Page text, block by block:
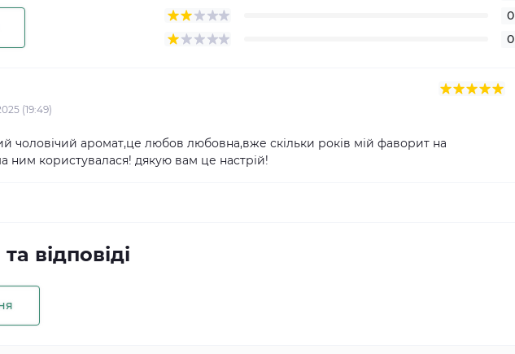
0
0
(19:49)
чоловічий аромат,це любов любовна,вже скільки років мій фаворит на
ним користувалася! дякую вам це настрій!
відповіді